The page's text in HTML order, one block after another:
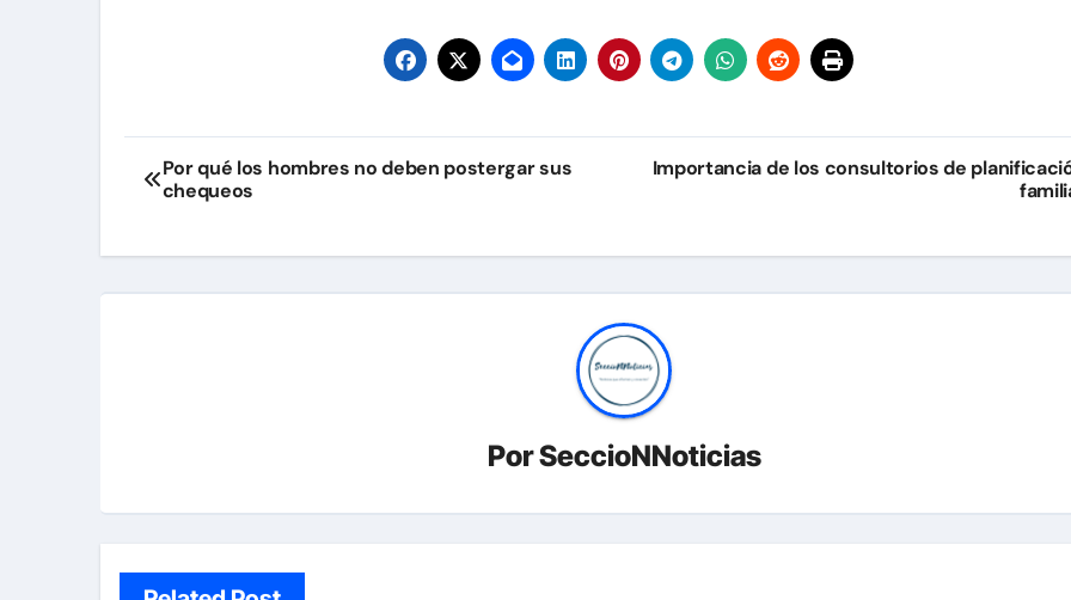
Navegación
de
entradas
Por qué los hombres no deben postergar sus
chequeos
Importancia de los consultorios de
PorSeccioNNoticias